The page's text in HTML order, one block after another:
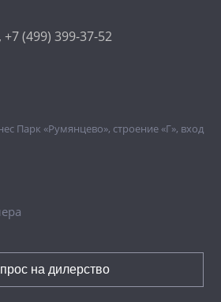
, +7 (499) 399-37-52
Парк «Румянцево», строение «Г», вход
на дилерство